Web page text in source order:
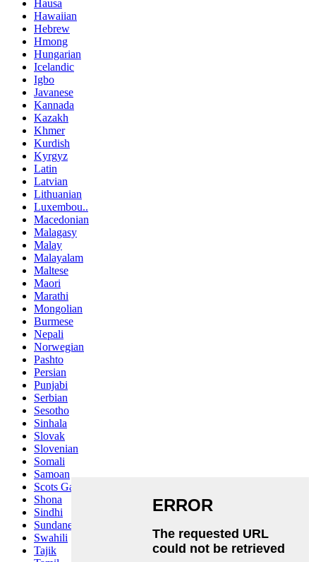
Hausa
Hawaiian
Hebrew
Hmong
Hungarian
Icelandic
Igbo
Javanese
Kannada
Kazakh
Khmer
Kurdish
Kyrgyz
Latin
Latvian
Lithuanian
Luxembou..
Macedonian
Malagasy
Malay
Malayalam
Maltese
Maori
Marathi
Mongolian
Burmese
Nepali
Norwegian
Pashto
Persian
Punjabi
Serbian
Sesotho
Sinhala
Slovak
Slovenian
Somali
Samoan
Scots Gaelic
Shona
Sindhi
Sundanese
Swahili
Tajik